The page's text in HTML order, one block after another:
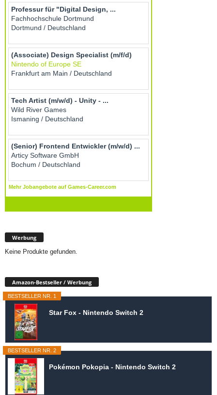
Werbung
Keine Produkte gefunden.
Amazon-Bestseller / Werbung
BESTSELLER NR. 1
Star Fox - Nintendo Switch 2
BESTSELLER NR. 2
Pokémon Pokopia - Nintendo Switch 2